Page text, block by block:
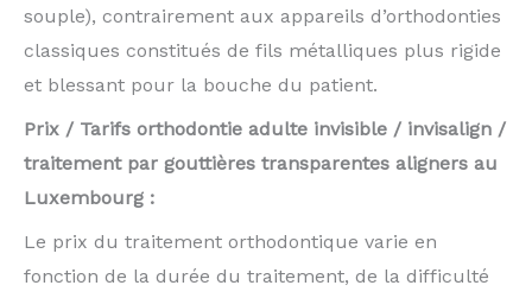
souple), contrairement aux appareils d’orthodonties
classiques constitués de fils métalliques plus rigide
et blessant pour la bouche du patient.
Prix / Tarifs orthodontie adulte invisible / invisalign /
traitement par gouttières transparentes aligners au
Luxembourg :
Le prix du traitement orthodontique varie en
fonction de la durée du traitement, de la difficulté